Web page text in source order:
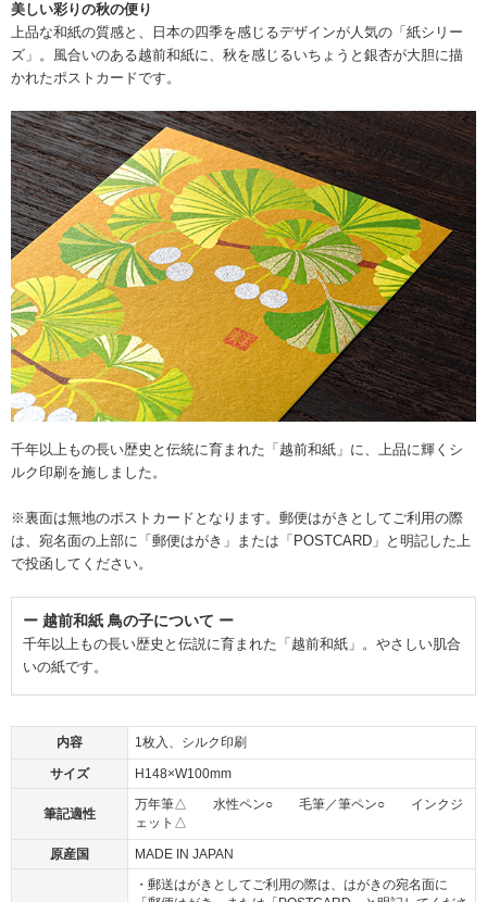
美しい彩りの秋の便り
上品な和紙の質感と、日本の四季を感じるデザインが人気の「紙シリー
ズ」。風合いのある越前和紙に、秋を感じるいちょうと銀杏が大胆に描
かれたポストカードです。
千年以上もの長い歴史と伝統に育まれた「越前和紙」に、上品に輝くシ
ルク印刷を施しました。
※裏面は無地のポストカードとなります。郵便はがきとしてご利用の際
は、宛名面の上部に「郵便はがき」または「POSTCARD」と明記した上
で投函してください。
ー 越前和紙 鳥の子について ー
千年以上もの長い歴史と伝説に育まれた「越前和紙」。やさしい肌合
いの紙です。
内容 1枚入、シルク印刷
サイズ H148×W100mm
筆記適性
万年筆△ 水性ペン○ 毛筆／筆ペン○ インクジ
ェット△
原産国
MADE IN JAPAN
・郵送はがきとしてご利用の際は、はがきの宛名面に